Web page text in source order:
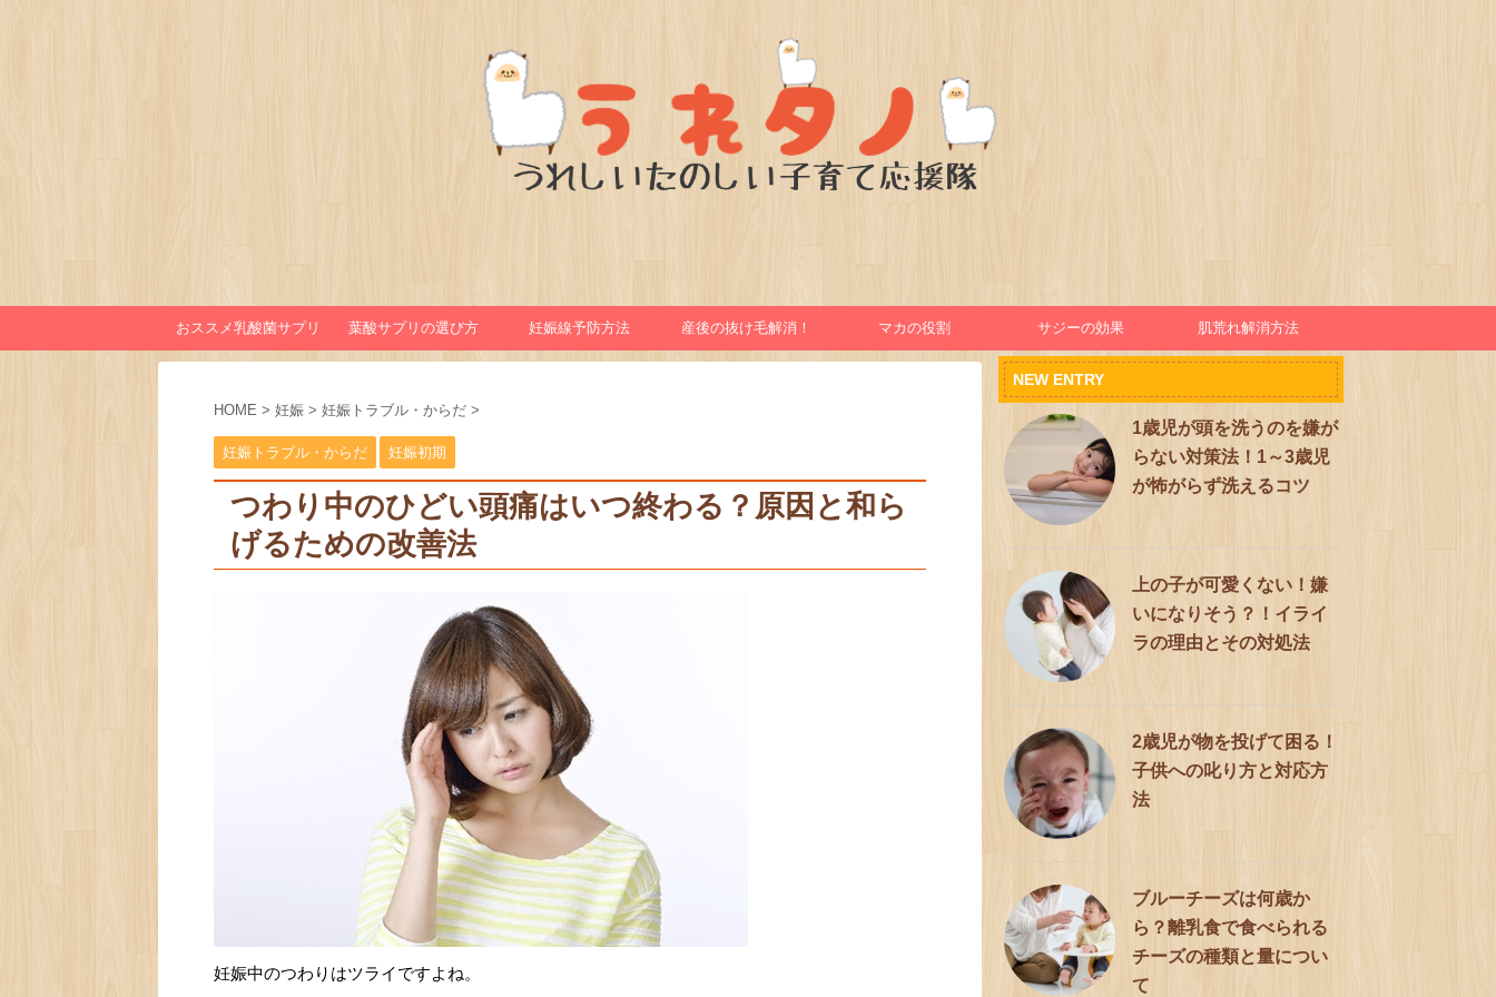
おススメ乳酸菌サプリ 葉酸サプリの選び方 妊娠線予防方法 産後の抜け毛解消！ マカの役割 サジーの効果 肌荒れ解消方法
HOME > 妊娠 > 妊娠トラブル・からだ >
妊娠トラブル・からだ 妊娠初期
つわり中のひどい頭痛はいつ終わる？原因と和ら
げるための改善法
妊娠中のつわりはツライですよね。
NEW ENTRY
1歳児が頭を洗うのを嫌が
らない対策法！1～3歳児
が怖がらず洗えるコツ
上の子が可愛くない！嫌
いになりそう？！イライ
ラの理由とその対処法
2歳児が物を投げて困る！
子供への叱り方と対応方
法
ブルーチーズは何歳か
ら？離乳食で食べられる
チーズの種類と量につい
て